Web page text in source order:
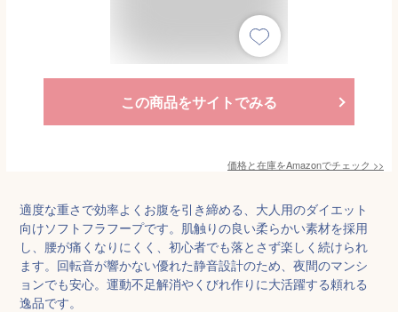
この商品をサイトでみる
価格と在庫をAmazonでチェック >>
適度な重さで効率よくお腹を引き締める、大人用のダイエット
向けソフトフラフープです。肌触りの良い柔らかい素材を採用
し、腰が痛くなりにくく、初心者でも落とさず楽しく続けられ
ます。回転音が響かない優れた静音設計のため、夜間のマンシ
ョンでも安心。運動不足解消やくびれ作りに大活躍する頼れる
逸品です。